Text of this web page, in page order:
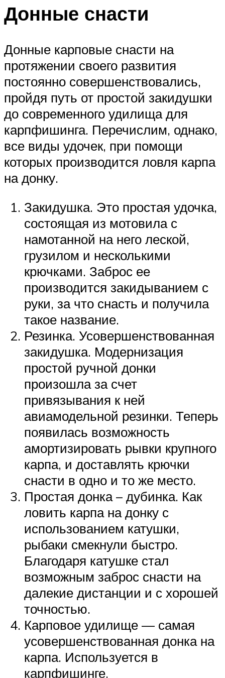
Донные снасти
Донные карповые снасти на
протяжении своего развития
постоянно совершенствовались,
пройдя путь от простой закидушки
до современного удилища для
карпфишинга. Перечислим, однако,
все виды удочек, при помощи
которых производится ловля карпа
на донку.
Закидушка. Это простая удочка,
состоящая из мотовила с
намотанной на него леской,
грузилом и несколькими
крючками. Заброс ее
производится закидыванием с
руки, за что снасть и получила
такое название.
Резинка. Усовершенствованная
закидушка. Модернизация
простой ручной донки
произошла за счет
привязывания к ней
авиамодельной резинки. Теперь
появилась возможность
амортизировать рывки крупного
карпа, и доставлять крючки
снасти в одно и то же место.
Простая донка – дубинка. Как
ловить карпа на донку с
использованием катушки,
рыбаки смекнули быстро.
Благодаря катушке стал
возможным заброс снасти на
далекие дистанции и с хорошей
точностью.
Карповое удилище — самая
усовершенствованная донка на
карпа. Используется в
карпфишинге.